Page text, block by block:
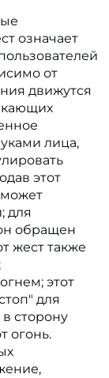
означает
от
движутся
лица,
этот
для
обращен
жест также
этот
для
сторону
огонь.